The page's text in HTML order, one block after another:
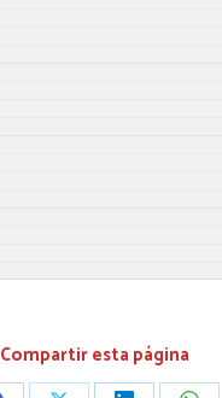
Compartir esta página